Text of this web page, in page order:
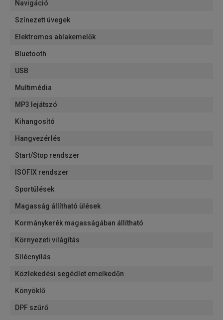
Navigáció
Színezett üvegek
Elektromos ablakemelők
Bluetooth
USB
Multimédia
MP3 lejátszó
Kihangosító
Hangvezérlés
Start/Stop rendszer
ISOFIX rendszer
Sportülések
Magasság állítható ülések
Kormánykerék magasságában állítható
Környezeti világítás
Sílécnyílás
Közlekedési segédlet emelkedőn
Könyöklő
DPF szűrő